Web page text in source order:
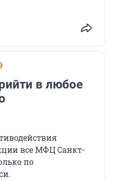
в любое
все МФЦ Санкт-
по